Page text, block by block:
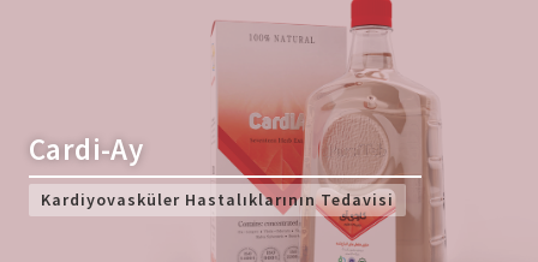
Cardi-Ay
Kardiyovasküler Hastalıklarının Tedavisi